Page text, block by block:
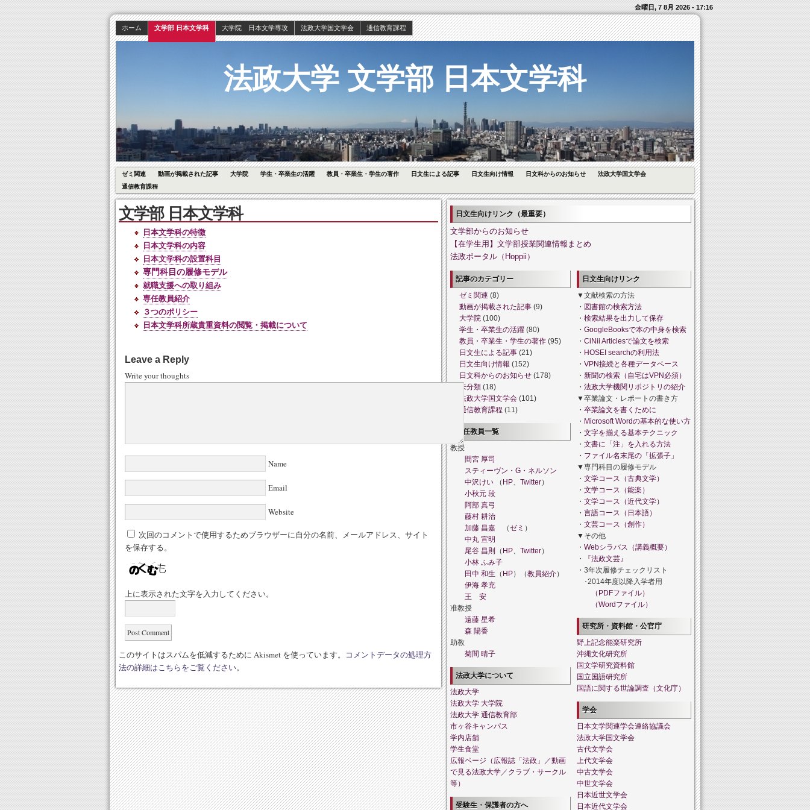
金曜日, 7 8月 2026 - 17:16
ホーム 文学部 日本文学科 大学院 日本文学専攻 法政大学国文学会 通信教育課程
法政大学 文学部 日本文学科
ゼミ関連 動画が掲載された記事 大学院 学生・卒業生の活躍 教員・卒業生・学生の著作 日文生による記事 日文生向け情報 日文科からのお知らせ
法政大学国文学会
通信教育課程
文学部 日本文学科
日本文学科の特徴
日本文学科の内容
日本文学科の設置科目
専門科目の履修モデル
就職支援への取り組み
専任教員紹介
３つのポリシー
日本文学科所蔵貴重資料の閲覧・掲載について
Leave a Reply
Write your thoughts
Name
Email
Website
次回のコメントで使用するためブラウザーに自分の名前、メールアドレス、サイト
を保存する。
上に表示された文字を入力してください。
このサイトはスパムを低減するために Akismet を使っています。
コメントデータの処理方
法の詳細はこちらをご覧ください。
日文生向けリンク（最重要）
文学部からのお知らせ
【在学生用】文学部授業関連情報まとめ
法政ポータル（Hoppii）
記事のカテゴリー
ゼミ関連 (8)
動画が掲載された記事 (9)
大学院 (100)
学生・卒業生の活躍 (80)
教員・卒業生・学生の著作 (95)
日文生による記事 (21)
日文生向け情報 (152)
日文科からのお知らせ (178)
未分類 (18)
法政大学国文学会 (101)
通信教育課程 (11)
専任教員一覧
教授
間宮 厚司
スティーヴン・G・ネルソン
中沢けい （ HP、 Twitter）
小秋元 段
阿部 真弓
藤村 耕治
加藤 昌嘉 （ゼミ ）
中丸 宣明
尾谷 昌則
（ HP、 Twitter）
小林 ふみ子
田中 和生 （ HP）（教員紹介）
伊海 孝充
王 安
准教授
遠藤 星希
森 陽香
助教
菊間 晴子
法政大学について
法政大学
法政大学 大学院
法政大学 通信教育部
市ヶ谷キャンパス
学内店舗
学生食堂
広報ページ（広報誌「法政」／動画
で見る法政大学／クラブ・サークル
等）
受験生・保護者の方へ
日文生向けリンク
▼文献検索の方法
・ 図書館の検索方法
・ 検索結果を出力して保存
・ GoogleBooksで本の中身を検索
・ CiNii Articlesで論文を検索
・ HOSEI searchの利用法
・ VPN接続と各種データベース
・ 新聞の検索（自宅はVPN必須）
・ 法政大学機関リポジトリの紹介
▼卒業論文・レポートの書き方
・ 卒業論文を書くために
・ Microsoft Wordの基本的な使い方
・ 文字を揃える基本テクニック
・ 文書に「注」を入れる方法
・ ファイル名末尾の「拡張子」
▼専門科目の履修モデル
・ 文学コース（古典文学）
・ 文学コース（能楽）
・ 文学コース（近代文学）
・ 言語コース（日本語）
・ 文芸コース（創作）
▼その他
・ Webシラバス（講義概要）
・
『法政文芸』
・3年次履修チェックリスト
･2014年度以降入学者用
（PDFファイル）
（Wordファイル）
研究所・資料館・公官庁
野上記念能楽研究所
沖縄文化研究所
国文学研究資料館
国立国語研究所
国語に関する世論調査（文化庁）
学会
日本文学関連学会連絡協議会
法政大学国文学会
古代文学会
上代文学会
中古文学会
中世文学会
日本近世文学会
日本近代文学会